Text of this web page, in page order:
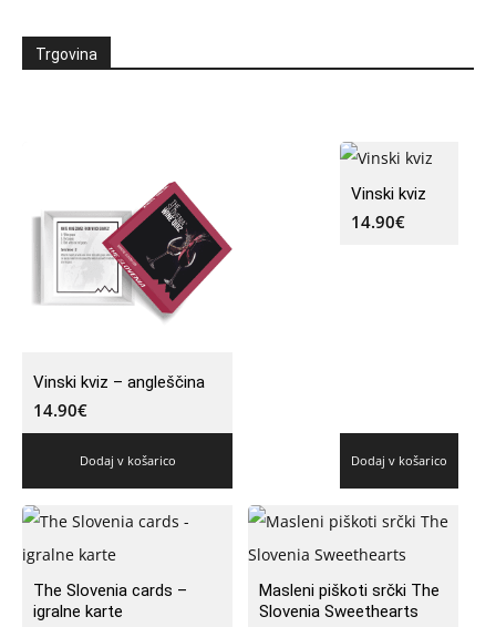
Trgovina
Vinski kviz – angleščina
14.90€
Dodaj v košarico
Vinski kviz
14.90€
Dodaj v košarico
The Slovenia cards –
igralne karte
Masleni piškoti srčki The
Slovenia Sweethearts